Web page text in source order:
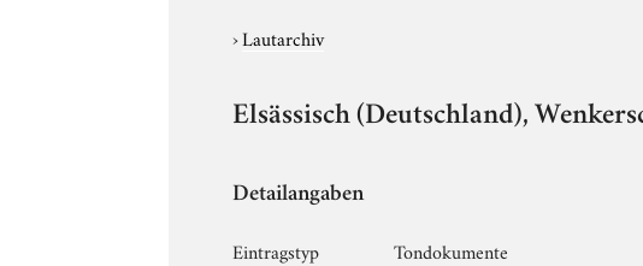
›Lautarchiv
Elsässisch (Deutschland),
Detailangaben
Eintragstyp
Tondokumente